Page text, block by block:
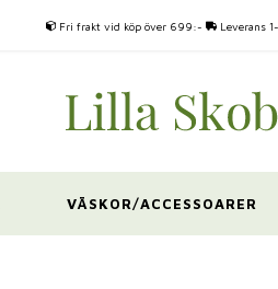
Fri frakt vid köp över 699:- Leverans
VÄSKOR/ACCESSOARER